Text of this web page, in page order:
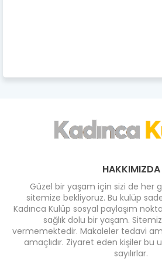
HAKKIMIZDA
Güzel bir yaşam için sizi de her
sitemize bekliyoruz. Bu kulüp
Kadınca Kulüp sosyal paylaşım
sağlık dolu bir yaşam.
vermemektedir. Makaleler tedavi
amaçlıdır. Ziyaret eden kişiler bu
sayılırlar.